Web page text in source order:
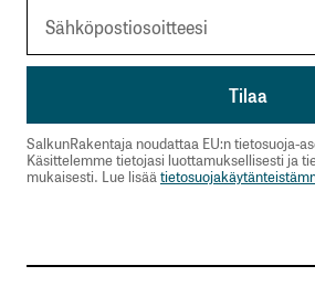
SalkunRakentaja noudattaa EU:n tietosuoja-
Käsittelemme tietojasi luottamuksellisesti ja
mukaisesti. Lue lisää